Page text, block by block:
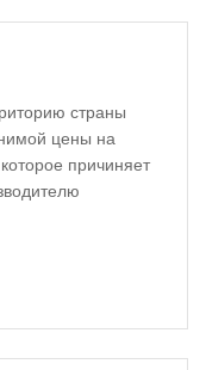
страны
цены на
причиняет